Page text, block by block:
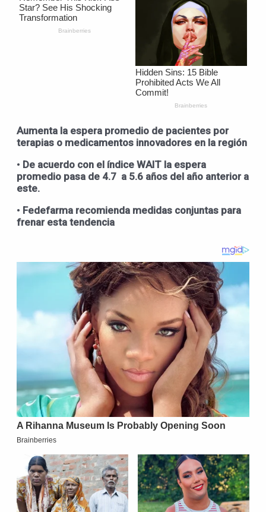
Aumenta la espera promedio de pacientes por
terapias o medicamentos innovadores en la región
• De acuerdo con el índice WAIT la espera
promedio pasa de 4.7 a 5.6 años del año anterior a
este.
• Fedefarma recomienda medidas conjuntas para
frenar esta tendencia